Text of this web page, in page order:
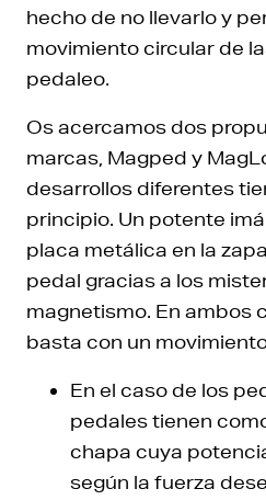
hecho de no llevarlo y
movimiento circular de
pedaleo.
Os acercamos dos
marcas, Magped y
desarrollos diferentes
principio. Un potente
placa metálica en la
pedal gracias a los
magnetismo. En ambos
basta con un
En el caso de los
pedales tienen
chapa cuya
según la fuerza